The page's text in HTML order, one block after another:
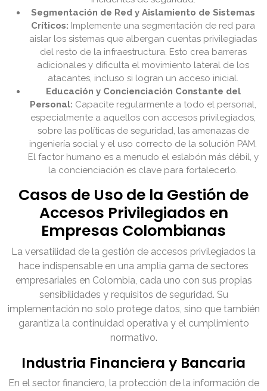
Segmentación de Red y Aislamiento de Sistemas
Críticos: Implemente una segmentación de red para
aislar los sistemas que albergan cuentas privilegiadas
del resto de la infraestructura. Esto crea barreras
adicionales y dificulta el movimiento lateral de los
atacantes, incluso si logran un acceso inicial.
Educación y Concienciación Constante del
Personal: Capacite regularmente a todo el personal,
especialmente a aquellos con accesos privilegiados,
sobre las políticas de seguridad, las amenazas de
ingeniería social y el uso correcto de la solución PAM.
El factor humano es a menudo el eslabón más débil, y
la concienciación es clave para fortalecerlo.
Casos de Uso de la Gestión de
Accesos Privilegiados en
Empresas Colombianas
La versatilidad de la gestión de accesos privilegiados la
hace indispensable en una amplia gama de sectores
empresariales en Colombia, cada uno con sus propias
sensibilidades y requisitos de seguridad. Su
implementación no solo protege datos, sino que también
garantiza la continuidad operativa y el cumplimiento
normativo.
Industria Financiera y Bancaria
En el sector financiero, la protección de la información de